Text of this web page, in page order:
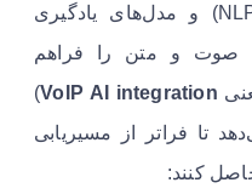
حوزه پردازش زبان طبیعی (NLP) و مدل‌های یادگیری
صوت و متن را فراهم
VoIP AI integration
)
تا فراتر از مسیر‌یابی
کنند: